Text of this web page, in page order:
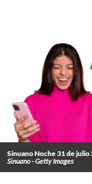
Sinuano Noche 31 de
Sinuano - Getty Images